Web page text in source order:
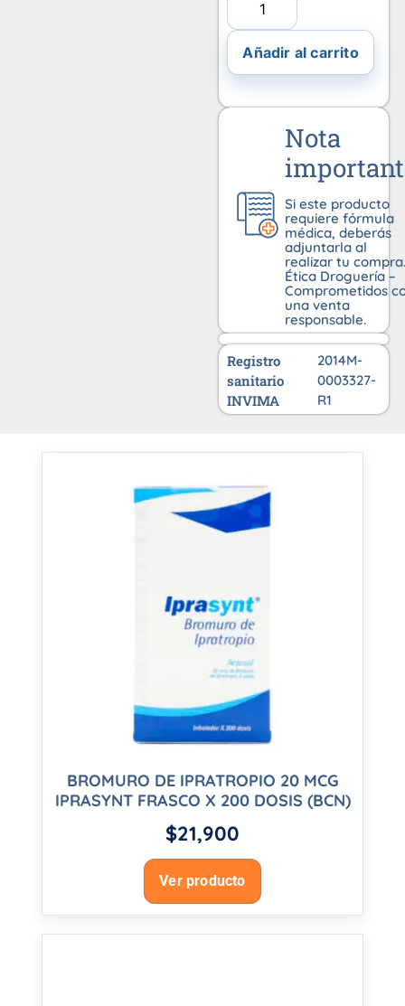
Añadir al carrito
Nota
Si este producto
requiere fórmula
médica, deberás
adjuntarla al
realizar tu compra.
Ética Droguería –
Comprometidos
una venta
responsable.
Registro
sanitario
INVIMA
2014M-
0003327-
R1
BROMURO DE IPRATROPIO 20 MCG
IPRASYNT FRASCO X 200 DOSIS (BCN)
$21,900
Ver producto